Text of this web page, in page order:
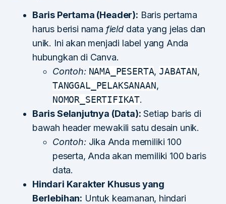
Baris Pertama (Header): Baris pertama
harus berisi nama fielddata yang jelas dan
unik. Ini akan menjadi label yang Anda
hubungkan di Canva.
Contoh: NAMA_PESERTA, JABATAN,
TANGGAL_PELAKSANAAN,
NOMOR_SERTIFIKAT.
Baris Selanjutnya (Data): Setiap baris di
bawah header mewakili satu desain unik.
Contoh:Jika Anda memiliki 100
peserta, Anda akan memiliki 100 baris
data.
Hindari Karakter Khusus yang
Berlebihan: Untuk keamanan, hindari